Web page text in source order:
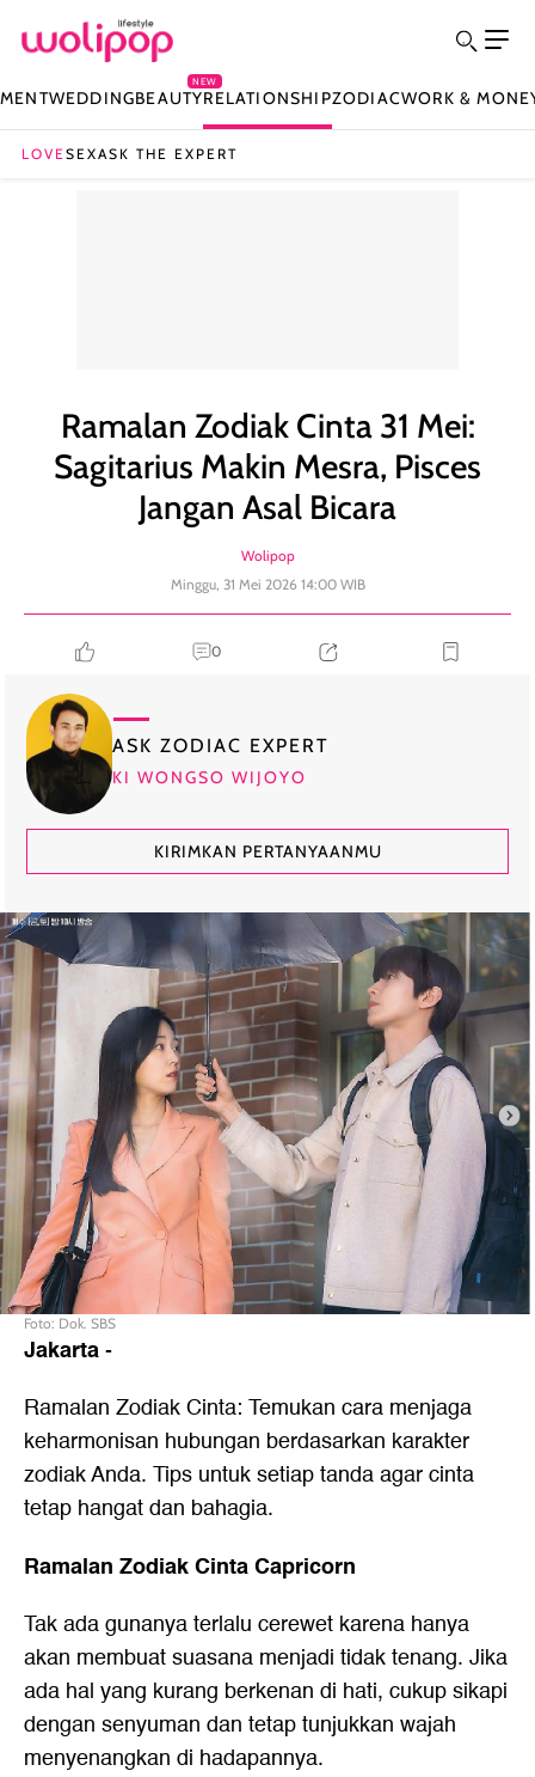
WEDDINGBEAUTY
NEW
RELATIONSHIPZODIACWORK &
LOVESEXASK THE EXPERT
Ramalan Zodiak Cinta 31 Mei:
Sagitarius Makin Mesra, Pisces
Jangan Asal Bicara
Wolipop
Minggu, 31 Mei 2026 14:00 WIB
0
ASK ZODIAC EXPERT
KI WONGSO WIJOYO
KIRIMKAN PERTANYAANMU
Foto: Dok. SBS
Jakarta-
Ramalan Zodiak Cinta: Temukan cara menjaga
keharmonisan hubungan berdasarkan karakter
zodiak Anda. Tips untuk setiap tanda agar cinta
tetap hangat dan bahagia.
Ramalan Zodiak Cinta Capricorn
Tak ada gunanya terlalu cerewet karena hanya
akan membuat suasana menjadi tidak tenang. Jika
ada hal yang kurang berkenan di hati, cukup sikapi
dengan senyuman dan tetap tunjukkan wajah
menyenangkan di hadapannya.